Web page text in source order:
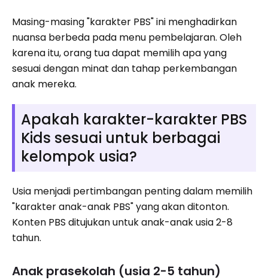
Masing-masing "karakter PBS" ini menghadirkan
nuansa berbeda pada menu pembelajaran. Oleh
karena itu, orang tua dapat memilih apa yang
sesuai dengan minat dan tahap perkembangan
anak mereka.
Apakah karakter-karakter PBS
Kids sesuai untuk berbagai
kelompok usia?
Usia menjadi pertimbangan penting dalam memilih
"karakter anak-anak PBS" yang akan ditonton.
Konten PBS ditujukan untuk anak-anak usia 2-8
tahun.
Anak prasekolah (usia 2-5 tahun)